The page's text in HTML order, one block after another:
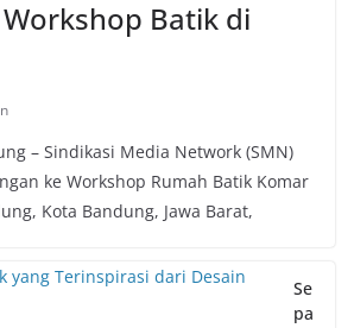
Batik di
– Sindikasi Media Network (SMN)
ke Workshop Rumah Batik Komar
Kota Bandung, Jawa Barat,
Se
pa